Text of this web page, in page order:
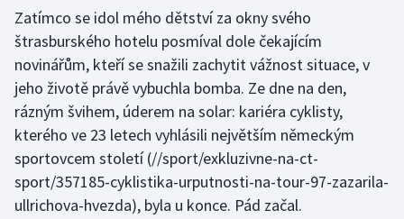
Vodní slalom
Volejbal
Ostatní
Zatímco se idol mého dětství za okny svého
štrasburského hotelu posmíval dole čekajícím
novinářům, kteří se snažili zachytit vážnost situace, v
jeho životě právě vybuchla bomba. Ze dne na den,
rázným švihem, úderem na solar: kariéra cyklisty,
kterého ve 23 letech vyhlásili největším německým
sportovcem století(//sport/exkluzivne-na-ct-
sport/357185-cyklistika-urputnosti-na-tour-97-zazarila-
ullrichova-hvezda), byla u konce. Pád začal.